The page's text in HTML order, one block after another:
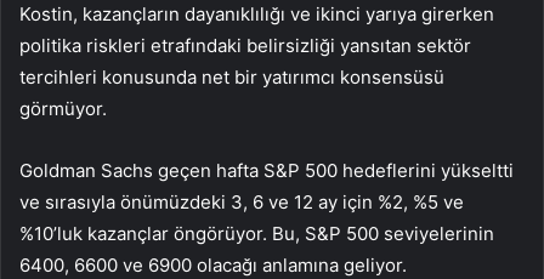
Kostin, kazançların dayanıklılığı ve ikinci yarıya girerken
politika riskleri etrafındaki belirsizliği yansıtan sektör
tercihleri konusunda net bir yatırımcı konsensüsü
görmüyor.
Goldman Sachs geçen hafta S&P 500 hedeflerini yükseltti
ve sırasıyla önümüzdeki 3, 6 ve 12 ay için %2, %5 ve
%10’luk kazançlar öngörüyor. Bu, S&P 500 seviyelerinin
6400, 6600 ve 6900 olacağı anlamına geliyor.